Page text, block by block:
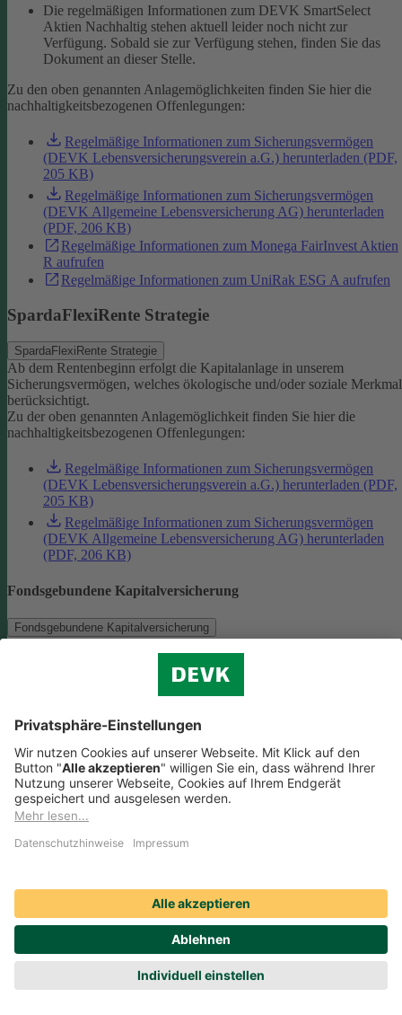
Die regelmäßigen Informationen zum DEVK SmartSelect
Aktien Nachhaltig stehen aktuell leider noch nicht zur
Verfügung. Sobald sie zur Verfügung stehen, finden Sie das
Dokument an dieser Stelle.
Zu den oben genannten Anlagemöglichkeiten finden Sie hier die
nachhaltigkeitsbezogenen Offenlegungen:
Regelmäßige Informationen zum Sicherungsvermögen
(DEVK Lebensversicherungsverein a.G.) herunterladen (PDF,
205 KB)
Regelmäßige Informationen zum Sicherungsvermögen
(DEVK Allgemeine Lebensversicherung AG) herunterladen
(PDF, 206 KB)
Regelmäßige Informationen zum Monega FairInvest Aktien
R aufrufen
Regelmäßige Informationen zum UniRak ESG A aufrufen
SpardaFlexiRente Strategie
SpardaFlexiRente Strategie
Ab dem Rentenbeginn erfolgt die Kapitalanlage in unserem
Sicherungsvermögen, welches ökologische und/oder soziale
berücksichtigt.
Zu der oben genannten Anlagemöglichkeit finden Sie hier die
nachhaltigkeitsbezogenen Offenlegungen:
Regelmäßige Informationen zum Sicherungsvermögen
(DEVK Lebensversicherungsverein a.G.) herunterladen (PDF,
205 KB)
Regelmäßige Informationen zum Sicherungsvermögen
(DEVK Allgemeine Lebensversicherung AG) herunterladen
(PDF, 206 KB)
Fondsgebundene Kapitalversicherung
Fondsgebundene Kapitalversicherung
Als Anlagemöglichkeit mit ökologischen und/oder sozialen
Zu der oben genannten Anlagemöglichkeit finden Sie hier die
nachhaltigkeitsbezogenen Offenlegungen:
Regelmäßige Informationen zum Monega FairInvest Aktien
R aufrufen
Weitere Rentenversicherungen (nicht fondsgebunden)
ökologische und/oder soziale Merkmale berücksichtigt.Zu der oben
genannten Anlagemöglichkeit finden Sie hier die
nachhaltigkeitsbezogenen Offenlegungen:
Regelmäßige Informationen zum Sicherungsvermögen
(DEVK Lebensversicherungsverein a.G.) herunterladen (PDF,
205 KB)